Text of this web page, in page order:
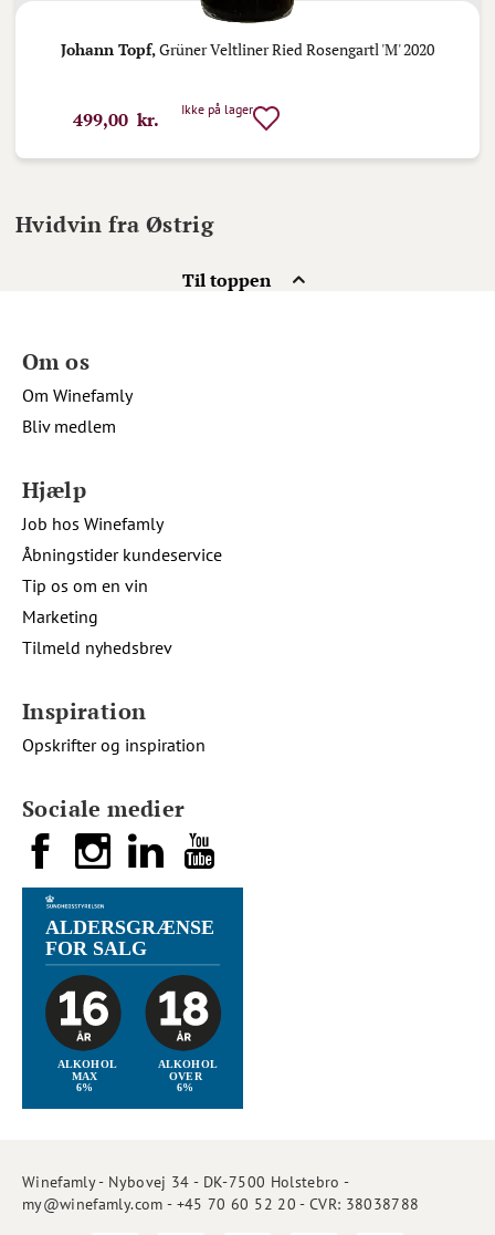
Johann Topf, Grüner Veltliner Ried Rosengartl 'M' 2020
499,00 kr. Ikke på lager
Til toppen
Hvidvin fra Østrig
Sociale medier
Om os
Om Winefamly
Bliv medlem
Hjælp
Job hos Winefamly
Åbningstider kundeservice
Tip os om en vin
Marketing
Tilmeld nyhedsbrev
Inspiration
Opskrifter og inspiration
Winefamly - Nybovej 34 - DK-7500 Holstebro -
my@winefamly.com - +45 70 60 52 20 - CVR: 38038788